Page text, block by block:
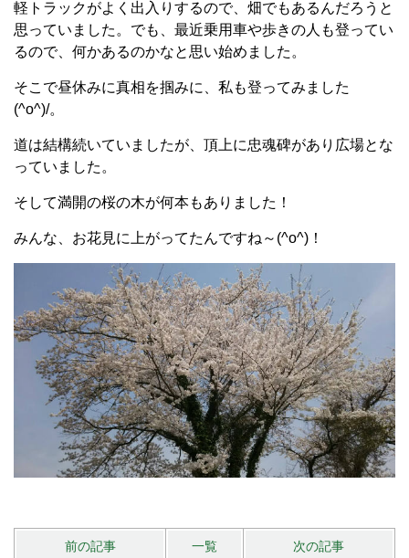
軽トラックがよく出入りするので、畑でもあるんだろうと
思っていました。でも、最近乗用車や歩きの人も登ってい
るので、何かあるのかなと思い始めました。
そこで昼休みに真相を掴みに、私も登ってみました
(^o^)/。
道は結構続いていましたが、頂上に忠魂碑があり広場とな
っていました。
そして満開の桜の木が何本もありました！
みんな、お花見に上がってたんですね～(^o^)！
前の記事 一覧 次の記事